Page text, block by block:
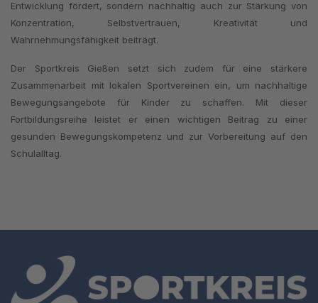
Entwicklung fördert, sondern nachhaltig auch zur Stärkung von
Konzentration, Selbstvertrauen, Kreativität und
Wahrnehmungsfähigkeit beiträgt.
Der Sportkreis Gießen setzt sich zudem für eine stärkere
Zusammenarbeit mit lokalen Sportvereinen ein, um nachhaltige
Bewegungsangebote für Kinder zu schaffen. Mit dieser
Fortbildungsreihe leistet er einen wichtigen Beitrag zu einer
gesunden Bewegungskompetenz und zur Vorbereitung auf den
Schulalltag.